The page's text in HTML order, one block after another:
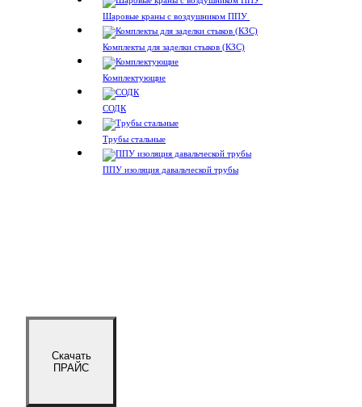
Шаровые краны с воздушником ППУ
Комплекты для заделки стыков (КЗС)
Комплектующие
СОДК
Трубы стальные
ППУ изоляция давальческой трубы
Скачать
ПРАЙС